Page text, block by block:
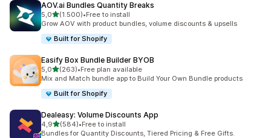
AOV.ai Bundles Quantity Breaks
5,05 yıldız üzerinden
(1.500)
toplam 1500 değerlendirme
•Free to install
Grow AOV with product bundles, volume discounts & upsells
Built for Shopify
Easify Box Bundle Builder BYOB
5,05 yıldız üzerinden
(263)
toplam 263 değerlendirme
•Free plan available
Mix and Match bundle app to Build Your Own Bundle products
Built for Shopify
Dealeasy: Volume Discounts App
4,95 yıldız üzerinden
(584)
toplam 584 değerlendirme
•Free to install
Bundles for Quantity Discounts, Tiered Pricing & Free Gifts.